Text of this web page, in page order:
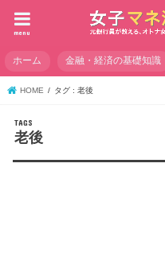
menu
ホーム 金融・経済の基礎知識
HOME タグ : 老後
老後